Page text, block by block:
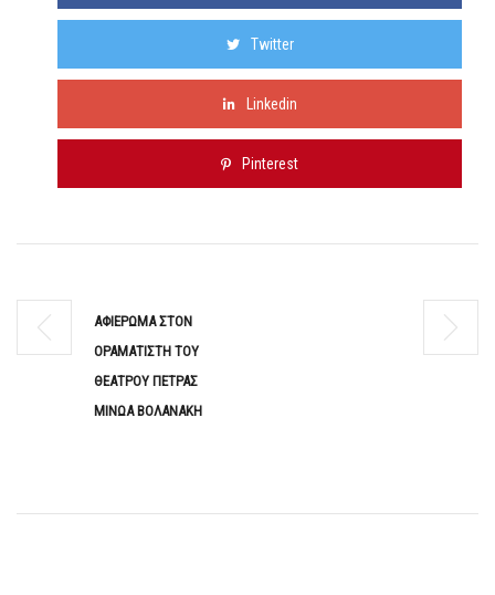
Twitter
Linkedin
Pinterest
ΑΦΙΕΡΩΜΑ ΣΤΟΝ
ΟΡΑΜΑΤΙΣΤΗ ΤΟΥ
ΘΕΑΤΡΟΥ ΠΕΤΡΑΣ
ΜΙΝΩΑ ΒΟΛΑΝΑΚΗ